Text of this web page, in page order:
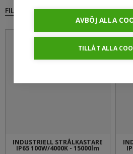
FILTRERA
INDUSTRIELL STRÅLKASTARE
IP65 100W/4000K - 15000lm
AVBÖJ ALLA
TILLÅT ALLA